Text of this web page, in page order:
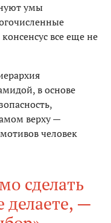
умы
все еще не
в основе
верху —
человек
сделать
делаете, —